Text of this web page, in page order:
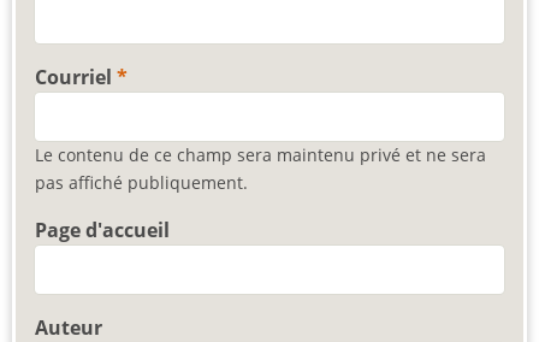
Courriel
Le contenu de ce champ sera maintenu privé et ne sera
pas affiché publiquement.
Page d'accueil
Auteur